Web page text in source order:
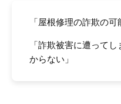
「屋根修理の詐欺の可
「詐欺被害に遭って
からない」